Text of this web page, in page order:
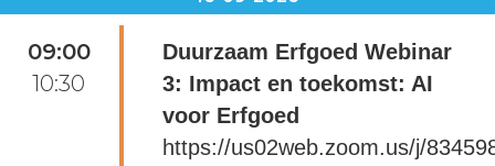
09:00
10:30
Duurzaam Erfgoed Webinar
3: Impact en toekomst: AI
voor Erfgoed
https://us02web.zoom.us/j/